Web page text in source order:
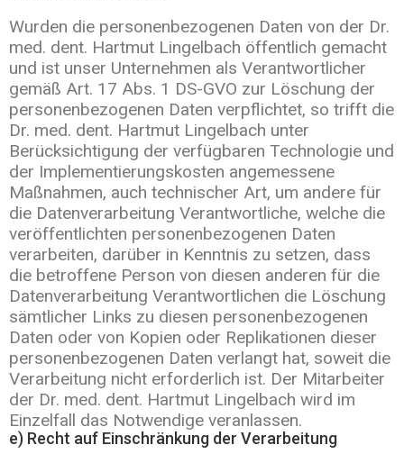
Wurden die personenbezogenen Daten von der Dr.
med. dent. Hartmut Lingelbach öffentlich gemacht
und ist unser Unternehmen als Verantwortlicher
gemäß Art. 17 Abs. 1 DS-GVO zur Löschung der
personenbezogenen Daten verpflichtet, so trifft die
Dr. med. dent. Hartmut Lingelbach unter
Berücksichtigung der verfügbaren Technologie und
der Implementierungskosten angemessene
Maßnahmen, auch technischer Art, um andere für
die Datenverarbeitung Verantwortliche, welche die
veröffentlichten personenbezogenen Daten
verarbeiten, darüber in Kenntnis zu setzen, dass
die betroffene Person von diesen anderen für die
Datenverarbeitung Verantwortlichen die Löschung
sämtlicher Links zu diesen personenbezogenen
Daten oder von Kopien oder Replikationen dieser
personenbezogenen Daten verlangt hat, soweit die
Verarbeitung nicht erforderlich ist. Der Mitarbeiter
der Dr. med. dent. Hartmut Lingelbach wird im
Einzelfall das Notwendige veranlassen.
e) Recht auf Einschränkung der Verarbeitung